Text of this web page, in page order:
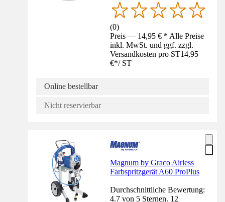
(0)
Preis — 14,95 € * Alle Preise
inkl. MwSt. und ggf. zzgl.
Versandkosten pro ST14,95
€*/ ST
Online bestellbar
Nicht reservierbar
Magnum by Graco Airless
Farbspritzgerät A60 ProPlus
Durchschnittliche Bewertung:
4.7 von 5 Sternen. 12